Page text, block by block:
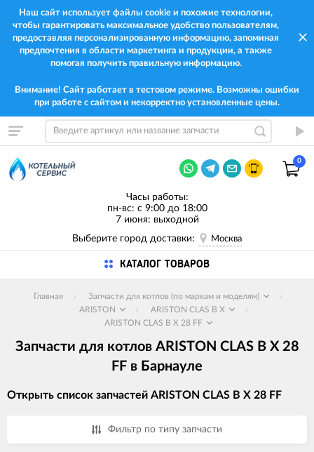
Наш сайт использует файлы cookie и похожие технологии,
чтобы гарантировать максимальное удобство пользователям,
предоставляя персонализированную информацию, запоминая
предпочтения в области маркетинга и продукции, а также
помогая получить правильную информацию.
Внимание! Сайт работает в тестовом режиме. Возможны ошибки
при работе с сайтом и некорректно установленные цены.
0
Часы работы:
пн-вс: с 9:00 до 18:00
7 июня: выходной
Выберите город доставки:
Москва
КАТАЛОГ ТОВАРОВ
Главная
Запчасти для котлов (по маркам и моделям)
ARISTON
ARISTON CLAS B X
ARISTON CLAS B X 28 FF
Запчасти для котлов ARISTON CLAS B X 28
FF в Барнауле
Открыть список запчастей ARISTON CLAS B X 28 FF
Фильтр по типу запчасти